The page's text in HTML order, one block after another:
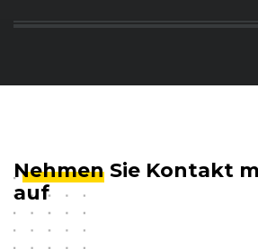
Nehmen Sie Kontakt
auf